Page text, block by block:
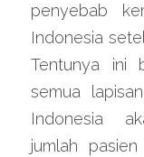
penyebab
Indonesia
Tentunya ini
semua
Indonesia
jumlah